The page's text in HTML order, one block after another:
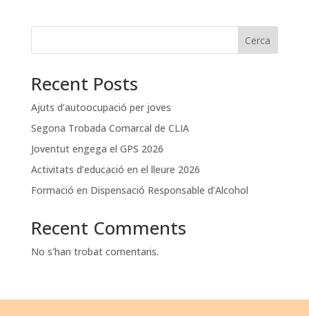
Cerca
Recent Posts
Ajuts d’autoocupació per joves
Segona Trobada Comarcal de CLIA
Joventut engega el GPS 2026
Activitats d’educació en el lleure 2026
Formació en Dispensació Responsable d’Alcohol
Recent Comments
No s'han trobat comentaris.